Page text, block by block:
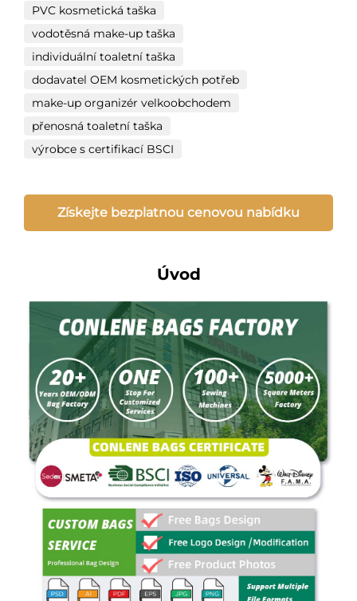
PVC kosmetická taška
vodotěsná make-up taška
individuální toaletní taška
dodavatel OEM kosmetických potřeb
make-up organizér velkoobchodem
přenosná toaletní taška
výrobce s certifikací BSCI
Získejte bezplatnou cenovou nabídku
Úvod